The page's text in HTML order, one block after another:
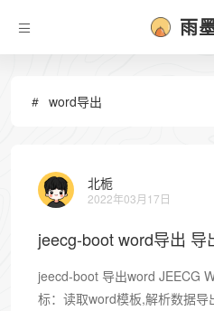
雨
word导出
北栀
2022年03月17日
jeecg-boot word导出 导
jeecd-boot 导出word JEECG
标：读取word模板,解析数据导